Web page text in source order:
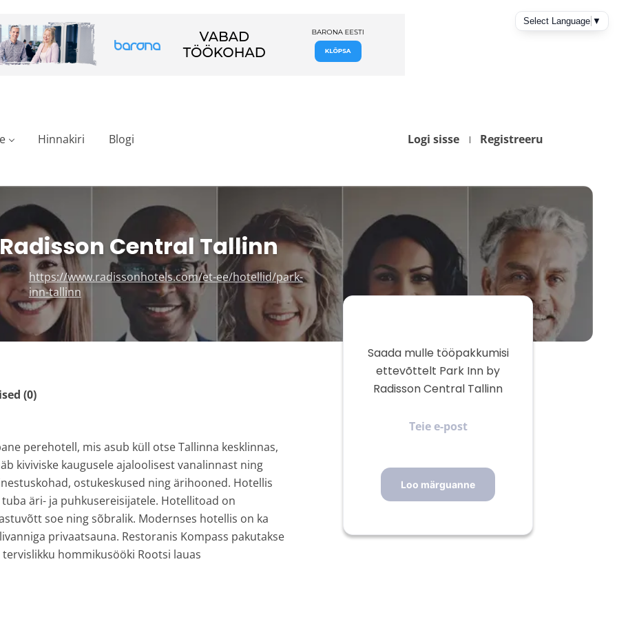
Logi sisse Registreeru
Hinnakiri Blogi
Central Tallinn
https://www.radissonhotels.com/et-ee/hotellid/park-
inn-tallinn
(0)
perehotell, mis asub küll otse Tallinna kesklinnas,
kiviviske kaugusele ajaloolisest vanalinnast ning
ostukeskused ning ärihooned. Hotellis
äri- ja puhkusereisijatele. Hotellitoad on
soe ning sõbralik. Modernses hotellis on ka
privaatsauna. Restoranis Kompass pakutakse
hommikusööki Rootsi lauas
Saada mulle tööpakkumisi
ettevõttelt Park Inn by
Radisson Central Tallinn